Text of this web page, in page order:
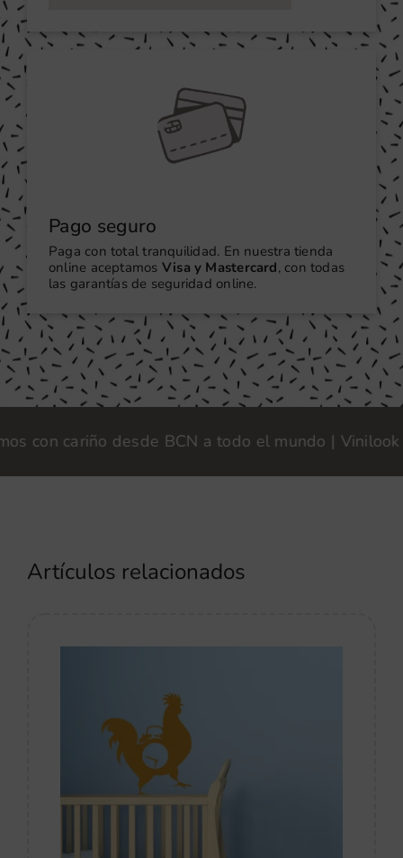
Pago seguro
Paga con total tranquilidad. En nuestra tienda
online aceptamos Visa y Mastercard, con todas
las garantías de seguridad online.
cariño desde BCN a todo el mundo | Vinilook ·
Artículos relacionados